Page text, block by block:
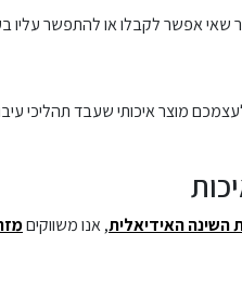
שאי אפשר לקבלו או להתפשר עליו
מוצר איכותי שעבד תהליכי
השינה האידיאלית, אנו משווקים